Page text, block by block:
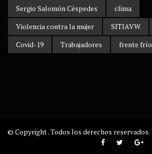
Sergio Salomón Céspedes
clima
Violencia contra la mujer
SITIAVW
Covid-19
Trabajadores frente frío
© Copyright . Todos los derechos reservados.